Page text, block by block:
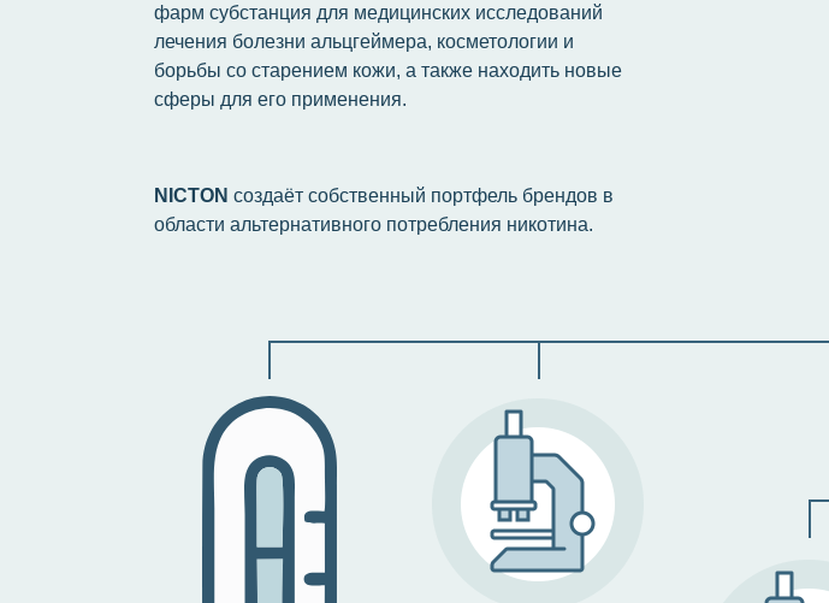
фарм субстанция для медицинских исследований
лечения болезни альцгеймера, косметологии и
борьбы со старением кожи, а также находить новые
сферы для его применения.
NICTON создаёт собственный портфель брендов в
области альтернативного потребления никотина.